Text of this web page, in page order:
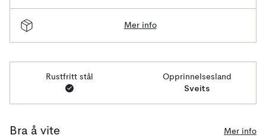
Mer info
Rustfritt stål Opprinnelsesland
Sveits
Bra å vite Mer info